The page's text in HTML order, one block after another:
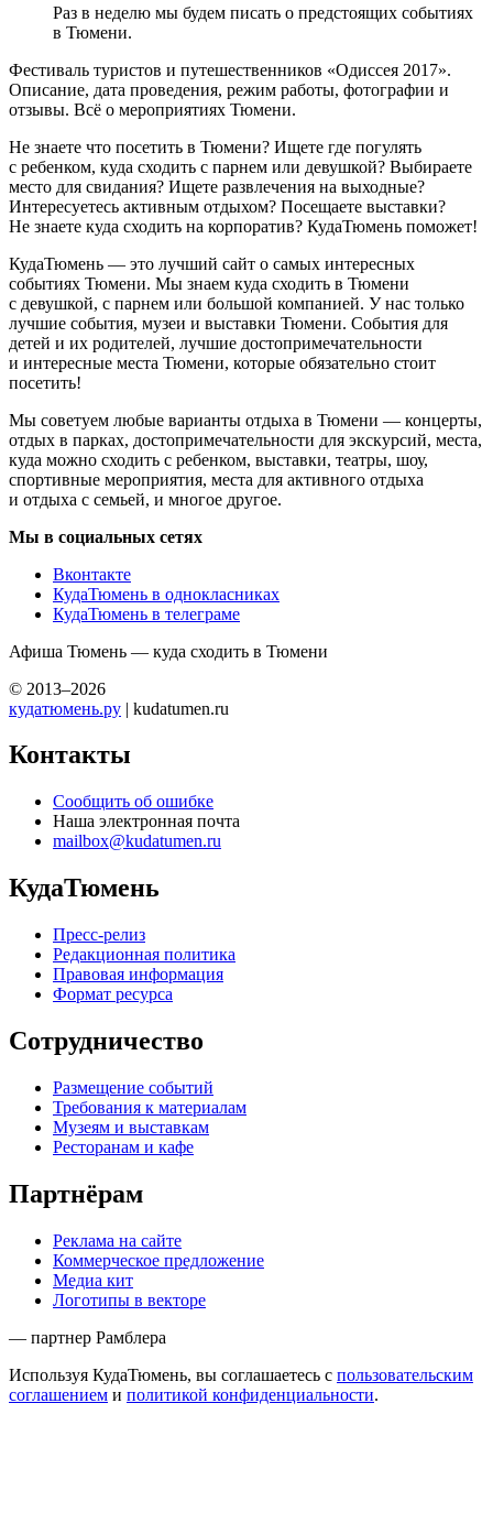
Раз в неделю мы будем писать о предстоящих событиях
в Тюмени.
Фестиваль туристов и путешественников «Одиссея 2017».
Описание, дата проведения, режим работы, фотографии и
отзывы. Всё о мероприятиях Тюмени.
Не знаете что посетить в Тюмени? Ищете где погулять
с ребенком, куда сходить с парнем или девушкой? Выбираете
место для свидания? Ищете развлечения на выходные?
Интересуетесь активным отдыхом? Посещаете выставки?
Не знаете куда сходить на корпоратив? КудаТюмень поможет!
КудаТюмень — это лучший сайт о самых интересных
событиях Тюмени. Мы знаем куда сходить в Тюмени
с девушкой, с парнем или большой компанией. У нас только
лучшие события, музеи и выставки Тюмени. События для
детей и их родителей, лучшие достопримечательности
и интересные места Тюмени, которые обязательно стоит
посетить!
Мы советуем любые варианты отдыха в Тюмени — концерты,
отдых в парках, достопримечательности для экскурсий, места,
куда можно сходить с ребенком, выставки, театры, шоу,
спортивные мероприятия, места для активного отдыха
и отдыха с семьей, и многое другое.
Мы в социальных сетях
Вконтакте
КудаТюмень в однокласниках
КудаТюмень в телеграме
Афиша Тюмень — куда сходить в Тюмени
© 2013–2026
кудатюмень.ру | kudatumen.ru
Контакты
Сообщить об ошибке
Наша электронная почта
mailbox@kudatumen.ru
КудаТюмень
Пресс-релиз
Редакционная политика
Правовая информация
Формат ресурса
Сотрудничество
Размещение событий
Требования к материалам
Музеям и выставкам
Ресторанам и кафе
Партнёрам
Реклама на сайте
Коммерческое предложение
Медиа кит
Логотипы в векторе
— партнер Рамблера
Используя КудаТюмень, вы соглашаетесь с пользовательским
соглашением и политикой конфиденциальности.